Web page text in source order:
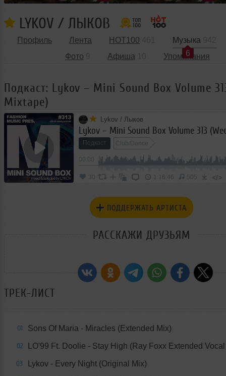
LYKOV / ЛЫКОВ
Профиль Лента HOT100
Музыка
6
Фото
Афиша Упоминания
Подкаст: Lykov – Mini Sound Box Volume
Mixtape)
Lykov / Лыков
Lykov – Mini Sound Box Volume 313
Подкаст Club/Dance
30 1:16:46 505 </>
ПОДДЕРЖАТЬ АРТИСТА
РАССКАЖИ ДРУЗЬЯМ
ТРЕК-ЛИСТ
01 Sons Of Maria - Miracles (Extended Mix)
02 LO'99 Ft. Doolie - Stay High (Ray Foxx Extended
03 Lykov - Every Night (Original Mix)